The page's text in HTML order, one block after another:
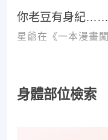
你老豆有身紀……
星爺在《一本漫畫
身體部位檢索